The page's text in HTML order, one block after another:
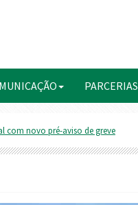
PARCERIAS
com novo pré-aviso de greve